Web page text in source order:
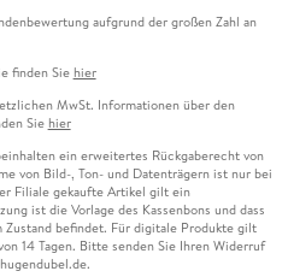
aufgrund der großen Zahl an
finden Sie hier
MwSt. Informationen über den
Sie hier
ein erweitertes Rückgaberecht von
von Bild-, Ton- und Datenträgern ist nur bei
Filiale gekaufte Artikel gilt ein
ist die Vorlage des Kassenbons und dass
befindet. Für digitale Produkte gilt
14 Tagen. Bitte senden Sie Ihren Widerruf